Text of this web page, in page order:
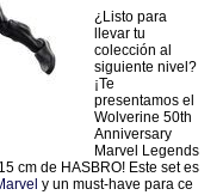
¿Listo para
llevar tu
colección al
siguiente nivel?
¡Te
presentamos el
Wolverine 50th
Anniversary
Marvel Legends
cm de HASBRO! Este set es
y un must-have para ce